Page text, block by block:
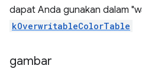
dapat Anda gunakan dalam
kOverwritableColorTable
gambar